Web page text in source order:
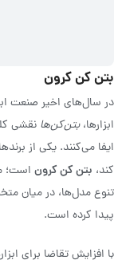
بتن کن کرون
در سال‌های اخیر صنعت
ابزارها،بتن‌کن‌ها نقشی
ایفا می‌کنند. یکی از
کند، بتن کن کرون است؛
تنوع مدل‌ها، در میان
پیدا کرده است.
با افزایش تقاضا برای